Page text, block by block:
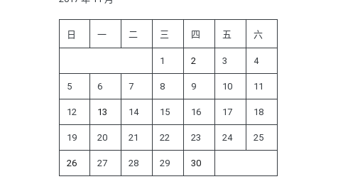
日 一 二 三 四 五 六
1 2 3 4
5 6 7 8 9 10 11
12 13 14 15 16 17 18
19 20 21 22 23 24 25
26 27 28 29 30